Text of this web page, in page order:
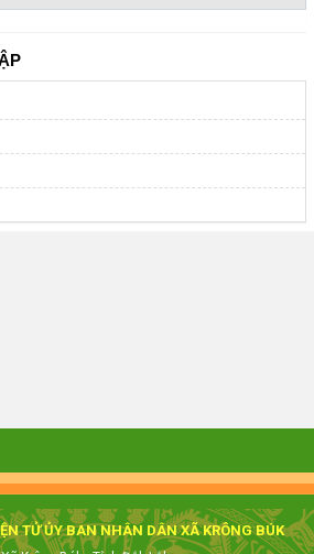
TỬ ỦY BAN NHÂN DÂN XÃ KRÔNG BÚK